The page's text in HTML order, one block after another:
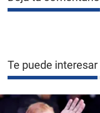
Te puede interesar